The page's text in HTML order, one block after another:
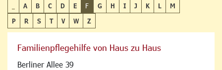
A B C D E F G H I J K L
M
P
R S T V W Z
Familienpflegehilfe von Haus zu Haus
Berliner Allee 39